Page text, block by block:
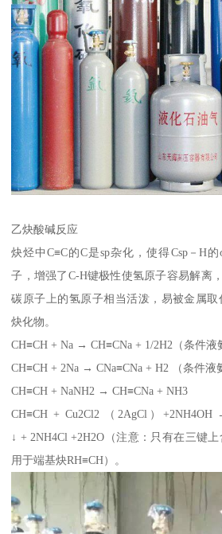
乙炔酸碱反应
炔烃中C≡C的C是sp杂化，使得Csp－H
子，增强了C-H键极性使氢原子容易解离
碳原子上的氢原子相当活泼，易被金属
炔化物。
CH≡CH + Na → CH≡CNa + 1/2H2（条件液
CH≡CH + 2Na → CNa≡CNa + H2 （条件液
CH≡CH + NaNH2 → CH≡CNa + NH3
CH≡CH + Cu2Cl2 （2AgCl）+2NH4OH
↓ + 2NH4Cl +2H2O（注意：只有在三键
用于端基炔RH≡CH）。